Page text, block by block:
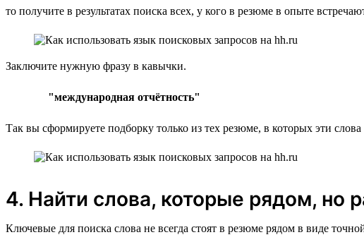
то получите в результатах поиска всех, у кого в резюме в опыте
Заключите нужную фразу в кавычки.
"международная отчётность"
Так вы сформируете подборку только из тех резюме, в которых эти слова
4. Найти слова, которые рядом, но
Ключевые для поиска слова не всегда стоят в резюме рядом в виде